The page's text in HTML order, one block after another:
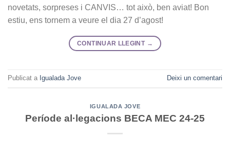
novetats, sorpreses i CANVIS… tot això, ben aviat! Bon
estiu, ens tornem a veure el dia 27 d’agost!
CONTINUAR LLEGINT →
Publicat a Igualada Jove Deixi un comentari
IGUALADA JOVE
Període al·legacions BECA MEC 24-25